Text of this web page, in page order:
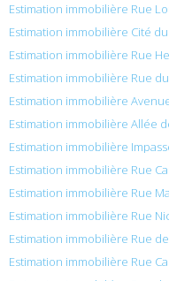
Estimation immobilière Rue
Estimation immobilière Cité
Estimation immobilière Rue
Estimation immobilière Rue
Estimation immobilière
Estimation immobilière Allée
Estimation immobilière
Estimation immobilière Rue
Estimation immobilière Rue
Estimation immobilière Rue
Estimation immobilière Rue
Estimation immobilière Rue